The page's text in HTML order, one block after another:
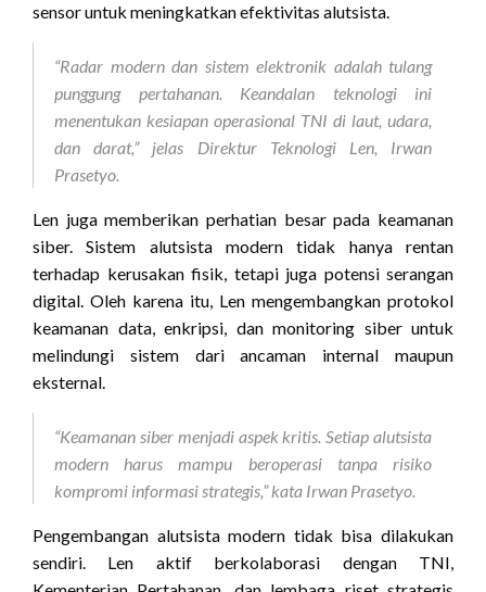
sensor untuk meningkatkan efektivitas alutsista.
“Radar modern dan sistem elektronik adalah tulang
punggung pertahanan. Keandalan teknologi ini
menentukan kesiapan operasional TNI di laut, udara,
dan darat,” jelas Direktur Teknologi Len, Irwan
Prasetyo.
Len juga memberikan perhatian besar pada keamanan
siber. Sistem alutsista modern tidak hanya rentan
terhadap kerusakan fisik, tetapi juga potensi serangan
digital. Oleh karena itu, Len mengembangkan protokol
keamanan data, enkripsi, dan monitoring siber untuk
melindungi sistem dari ancaman internal maupun
eksternal.
“Keamanan siber menjadi aspek kritis. Setiap alutsista
modern harus mampu beroperasi tanpa risiko
kompromi informasi strategis,” kata Irwan Prasetyo.
Pengembangan alutsista modern tidak bisa dilakukan
sendiri. Len aktif berkolaborasi dengan TNI,